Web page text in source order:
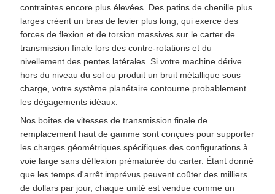
contraintes encore plus élevées. Des patins de chenille plus
larges créent un bras de levier plus long, qui exerce des
forces de flexion et de torsion massives sur le carter de
transmission finale lors des contre-rotations et du
nivellement des pentes latérales. Si votre machine dérive
hors du niveau du sol ou produit un bruit métallique sous
charge, votre système planétaire contourne probablement
les dégagements idéaux.
Nos boîtes de vitesses de transmission finale de
remplacement haut de gamme sont conçues pour supporter
les charges géométriques spécifiques des configurations à
voie large sans déflexion prématurée du carter. Étant donné
que les temps d'arrêt imprévus peuvent coûter des milliers
de dollars par jour, chaque unité est vendue comme un